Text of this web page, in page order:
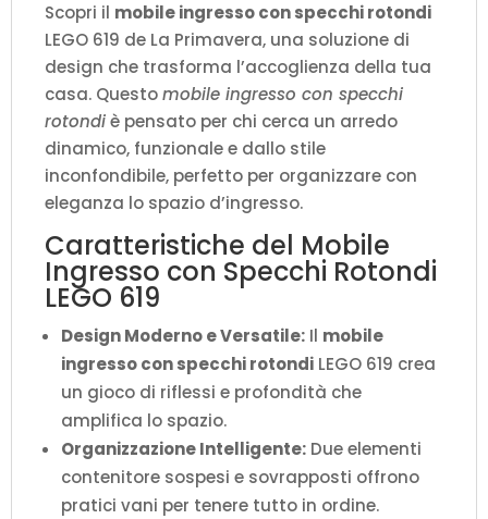
Scopri il mobile ingresso con specchi rotondi
LEGO 619 de La Primavera, una soluzione di
design che trasforma l’accoglienza della tua
casa. Questomobile ingresso con specchi
rotondiè pensato per chi cerca un arredo
dinamico, funzionale e dallo stile
inconfondibile, perfetto per organizzare con
eleganza lo spazio d’ingresso.
Caratteristiche del Mobile
Ingresso con Specchi Rotondi
LEGO 619
Design Moderno e Versatile: Il mobile
ingresso con specchi rotondi LEGO 619 crea
un gioco di riflessi e profondità che
amplifica lo spazio.
Organizzazione Intelligente: Due elementi
contenitore sospesi e sovrapposti offrono
pratici vani per tenere tutto in ordine.